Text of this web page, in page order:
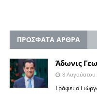
ΠΡΟΣΦΑΤΑ ΑΡΘΡΑ
Άδωνις
8 Αυγούστου
Γράφει ο